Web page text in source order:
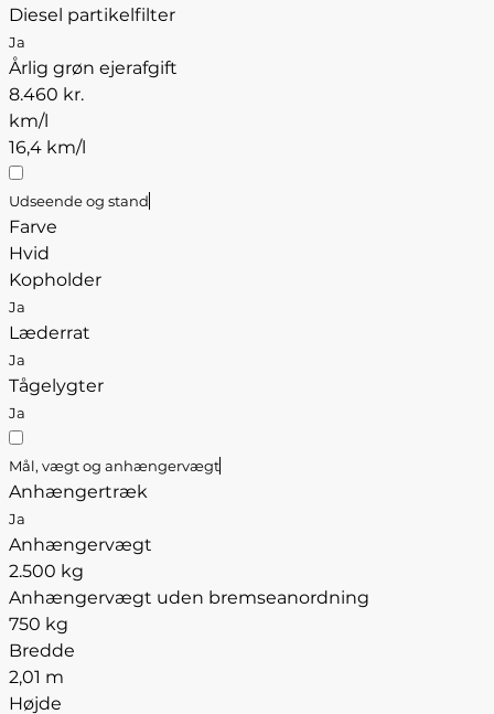
Diesel partikelfilter
Ja
Årlig grøn ejerafgift
8.460 kr.
km/l
16,4 km/l
Udseende og stand
Farve
Hvid
Kopholder
Ja
Læderrat
Ja
Tågelygter
Ja
Mål, vægt og anhængervægt
Anhængertræk
Ja
Anhængervægt
2.500 kg
Anhængervægt uden bremseanordning
750 kg
Bredde
2,01 m
Højde